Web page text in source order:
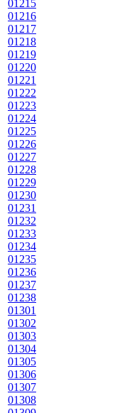
01215
01216
01217
01218
01219
01220
01221
01222
01223
01224
01225
01226
01227
01228
01229
01230
01231
01232
01233
01234
01235
01236
01237
01238
01301
01302
01303
01304
01305
01306
01307
01308